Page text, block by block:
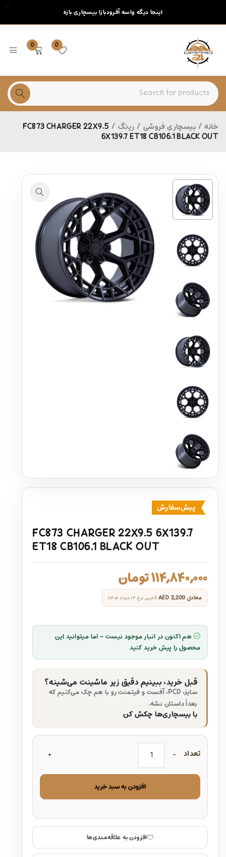
اینجا دیگه واسه آفرودبازا بیسچاری بازه
0
0
خانه / بیسچاری فروشی / رینگ /
FC873 CHARGER 22X9.5
6X139.7 ET18 CB106.1 BLACK OUT
پیش‌سفارش
FC873 CHARGER 22X9.5 6X139.7
ET18 CB106.1 BLACK OUT
۱۱۴,۸۴۰,۰۰۰تومان
معادل AED 2,200 (آخرین نرخ ۱۳ مرداد ۱۴۰۵)
هم اکنون در انبار موجود نیست - اما میتوانید این
محصول را پیش خرید کنید
قبل خرید، ببینیم دقیق زیر ماشینت می‌شینه؟
سایز، PCD، آفست و فیتمنت رو با هم چک می‌کنیم که
بعداً داستان نشه.
با بیسچاری‌ها چکش کن
تعداد
افزودن به سبد خرید
افزودن به علاقه‌مندی‌ها